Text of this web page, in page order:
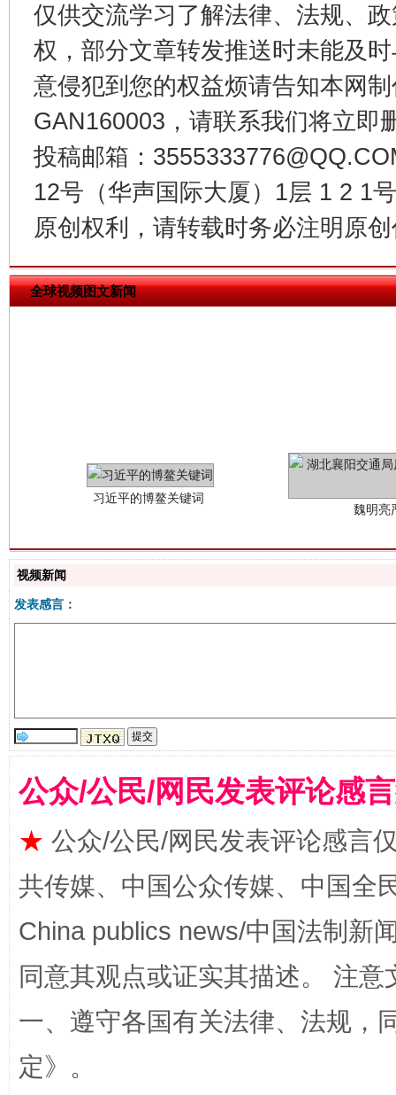
仅供交流学习了解法律、法规、
权，部分文章转发推送时未能及
意侵犯到您的权益烦请告知本网
GAN160003，请联系我们将立即
投稿邮箱：
12号（华声国际大厦）1层 1 2 1
原创权利，请转载时务必注明原
全球视频图文新闻
在谋一域中谋全局
今
揭批美国五大"原罪" "
视频新闻
发表感言：
公众/公民/网民发表评论感
★ 公众/公民/网民发表评论感言
共传媒、中国公众传媒、中国全
China publics news/中国法制新
同意其观点或证实其描述。 注
一、遵守各国有关法律、法规，
定》。